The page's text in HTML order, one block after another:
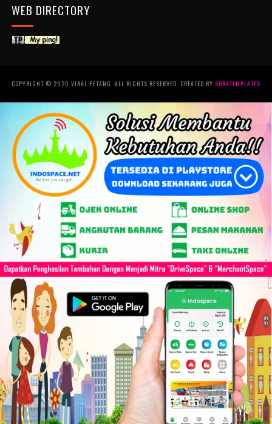
WEB DIRECTORY
COPYRIGHT © 2020 VIRAL PETANG. ALL RIGHTS RESERVED. CREATED BY SORATEMPLATES